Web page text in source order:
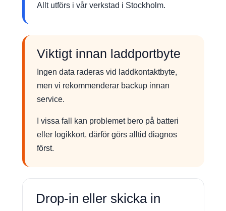
Allt utförs i vår verkstad i Stockholm.
Viktigt innan laddportbyte
Ingen data raderas vid laddkontaktbyte,
men vi rekommenderar backup innan
service.
I vissa fall kan problemet bero på batteri
eller logikkort, därför görs alltid diagnos
först.
Drop-in eller skicka in